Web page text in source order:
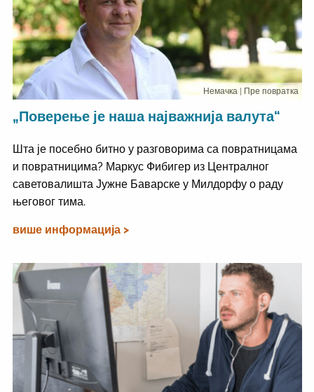
Немачка | Пре повратка
„Поверење је наша најважнија валута“
Шта је посебно битно у разговорима са повратницама
и повратницима? Маркус Фибигер из Централног
саветовалишта Јужне Баварске у Милдорфу о раду
његовог тима.
више информација >